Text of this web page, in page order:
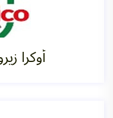
أوكرا زيرو (2.5